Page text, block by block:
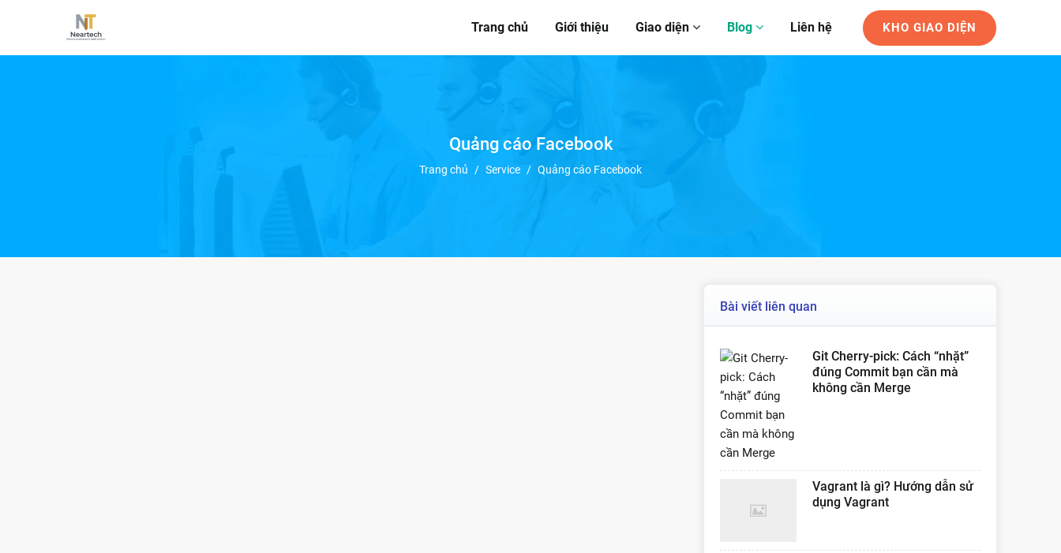
Trang chủ Giới thiệu Giao diện Blog Liên hệ KHO GIAO DIỆN
Quảng cáo Facebook
Trang chủ / Service / Quảng cáo Facebook
Bài viết liên quan
Git Cherry-pick: Cách “nhặt”
đúng Commit bạn cần mà
không cần Merge
Vagrant là gì? Hướng dẫn sử
dụng Vagrant